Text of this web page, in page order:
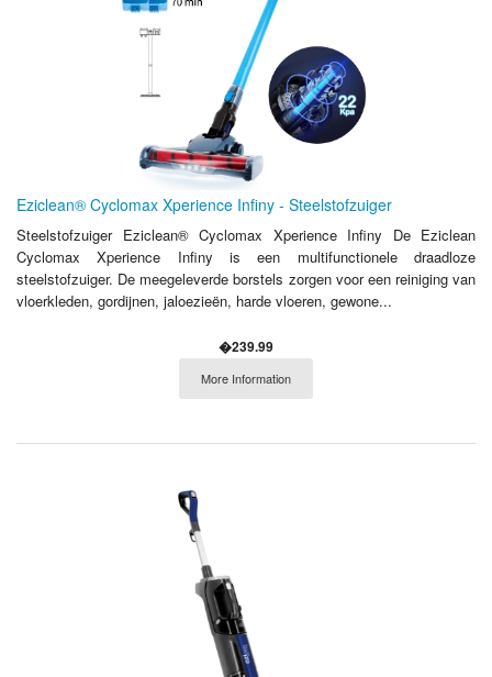
Eziclean® Cyclomax Xperience Infiny - Steelstofzuiger
Steelstofzuiger Eziclean® Cyclomax Xperience Infiny De Eziclean
Cyclomax Xperience Infiny is een multifunctionele draadloze
steelstofzuiger. De meegeleverde borstels zorgen voor een reiniging van
vloerkleden, gordijnen, jaloezieën, harde vloeren, gewone...
�239.99
More Information